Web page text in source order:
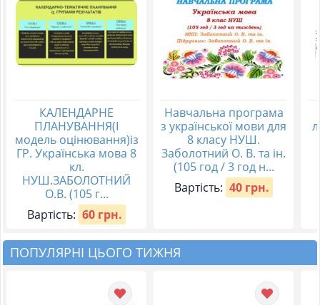
КАЛЕНДАРНЕ
ПЛАНУВАННЯ(І
модель оцінювання)із
ГР. Українська мова 8
кл.
НУШ.ЗАБОЛОТНИЙ
О.В. (105 г...
Вартість: 60 грн.
Навчальна програма
з української мови для
8 класу НУШ.
Заболотний О. В. та ін.
(105 год / 3 год н...
Вартість: 40 грн.
ПОПУЛЯРНІ ЦЬОГО ТИЖНЯ